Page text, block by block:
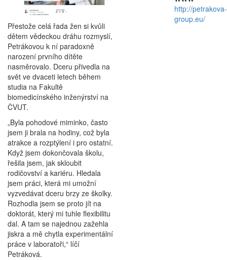
Přestože celá řada žen si kvůli
dětem vědeckou dráhu rozmyslí,
Petrákovou k ní paradoxně
narození prvního dítěte
nasměrovalo. Dceru přivedla na
svět ve dvaceti letech během
studia na Fakultě
biomedicínského inženýrství na
ČVUT.
„Byla pohodové miminko, často
jsem ji brala na hodiny, což byla
atrakce a rozptýlení i pro ostatní.
Když jsem dokončovala školu,
řešila jsem, jak skloubit
rodičovství a kariéru. Hledala
jsem práci, která mi umožní
vyzvedávat dceru brzy ze školky.
Rozhodla jsem se proto jít na
doktorát, který mi tuhle flexibilitu
dal. A tam se najednou zažehla
jiskra a mě chytla experimentální
práce v laboratoři,“ líčí
Petráková.
http://petrakova-
group.eu/